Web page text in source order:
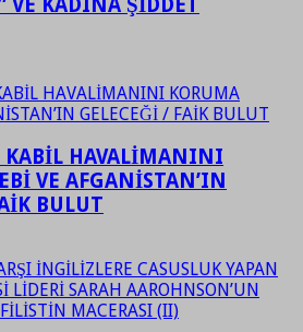
VE KADINA ŞİDDET
KABİL HAVALİMANINI
VE AFGANİSTAN’IN
BULUT